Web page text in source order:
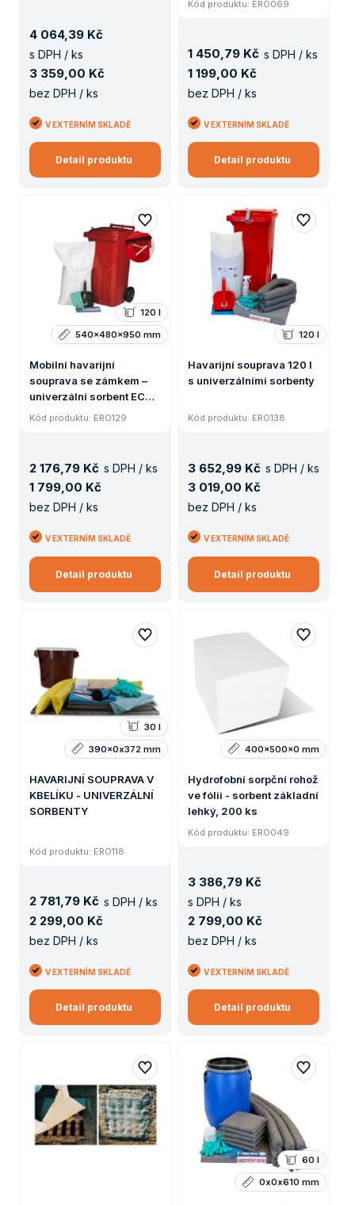
4 064, 39 Kč
s DPH / ks
3 359 00 Kč
bez DPH / ks
V EXTERNÍM SKLADĚ
Detail produktu
Kód produktu: ERO069
1 450,79 Kč s DPH / ks
1 199 00 Kč
bez DPH / ks
V EXTERNÍM SKLADĚ
Detail produktu
Mobilní havarijní
souprava se zámkem –
univerzální sorbent ECO-
DRY EXTRA
Kód produktu: ERO129
120 l
540x480x950 mm
2 176 79 Kč s DPH / ks
1 799,00 Kč
bez DPH / ks
V EXTERNÍM SKLADĚ
Detail produktu
Havarijní souprava 120 l
s univerzálními sorbenty
Kód produktu: ERO138
120 l
3 652 99 Kč s DPH / ks
3 019,00 Kč
bez DPH / ks
V EXTERNÍM SKLADĚ
Detail produktu
HAVARIJNÍ SOUPRAVA V
KBELÍKU - UNIVERZÁLNÍ
SORBENTY
Kód produktu: ERO118
30 l
390x0x372 mm
2 781,79 Kč s DPH / ks
2 299 00 Kč
bez DPH / ks
V EXTERNÍM SKLADĚ
Detail produktu
Hydrofobní sorpční rohož
ve fólii - sorbent základní
lehký, 200 ks
Kód produktu: ERO049
400x500x0 mm
3 386 79 Kč
s DPH / ks
2 799 00 Kč
bez DPH / ks
V EXTERNÍM SKLADĚ
Detail produktu
60 l
0x0x610 mm